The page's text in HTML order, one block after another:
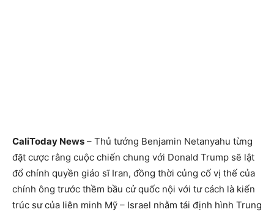
CaliToday News – Thủ tướng Benjamin Netanyahu từng
đặt cược rằng cuộc chiến chung với Donald Trump sẽ lật
đổ chính quyền giáo sĩ Iran, đồng thời củng cố vị thế của
chính ông trước thềm bầu cử quốc nội với tư cách là kiến
trúc sư của liên minh Mỹ – Israel nhằm tái định hình Trung